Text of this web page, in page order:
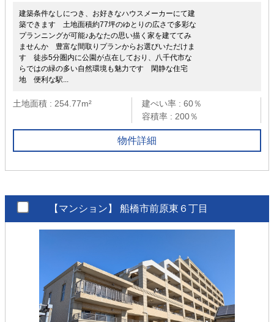
建築条件なしにつき、お好きなハウスメーカーにて建
築できます 土地面積約77坪のゆとりの広さで多彩な
プランニングが可能♪あなたの思い描く家を建ててみ
ませんか 豊富な間取りプランからお選びいただけま
す 徒歩5分圏内に公園が点在しており、八千代市な
らではの緑の多い自然環境も魅力です 閑静な住宅
地 便利な駅...
土地面積 : 254.77m²
建ぺい率 : 60％
容積率 : 200％
物件詳細
【マンション】 船橋市前原東６丁目